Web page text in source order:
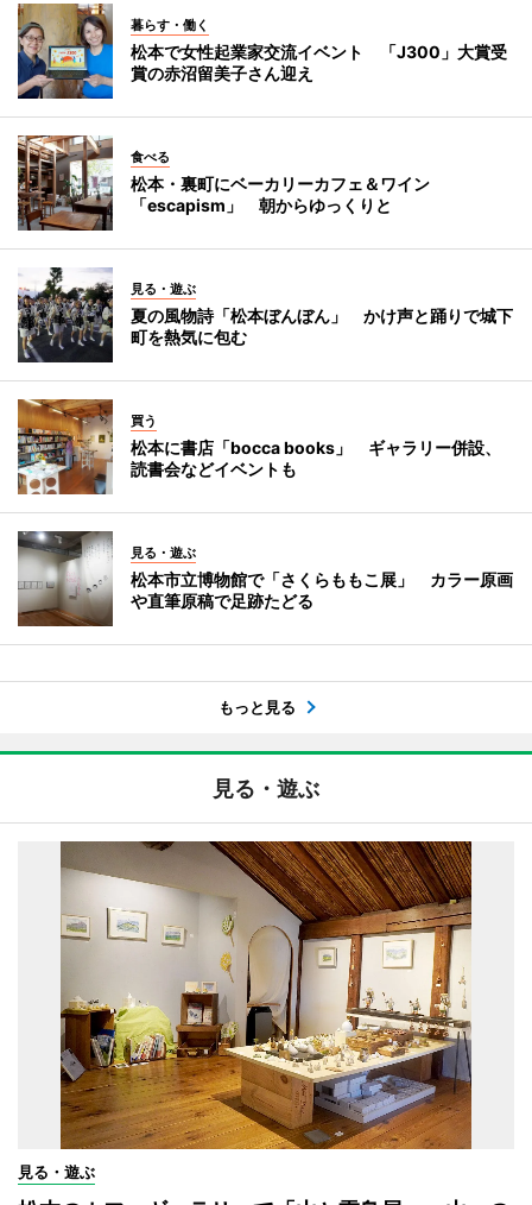
暮らす・働く
松本で女性起業家交流イベント 「J300」大賞受
賞の赤沼留美子さん迎え
食べる
松本・裏町にベーカリーカフェ＆ワイン
「escapism」 朝からゆっくりと
見る・遊ぶ
夏の風物詩「松本ぼんぼん」 かけ声と踊りで城下
町を熱気に包む
買う
松本に書店「bocca books」 ギャラリー併設、
読書会などイベントも
見る・遊ぶ
松本市立博物館で「さくらももこ展」 カラー原画
や直筆原稿で足跡たどる
もっと見る
見る・遊ぶ
見る・遊ぶ